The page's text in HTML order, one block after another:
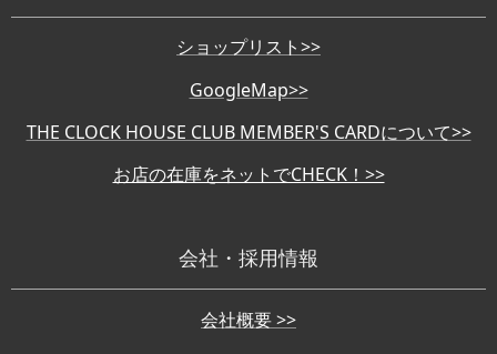
ショップリスト>>
GoogleMap>>
THE CLOCK HOUSE CLUB MEMBER'S CARDについて>>
お店の在庫をネットでCHECK！>>
会社・採用情報
会社概要 >>